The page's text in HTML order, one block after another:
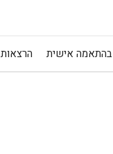
בהתאמה אישית הרצאות